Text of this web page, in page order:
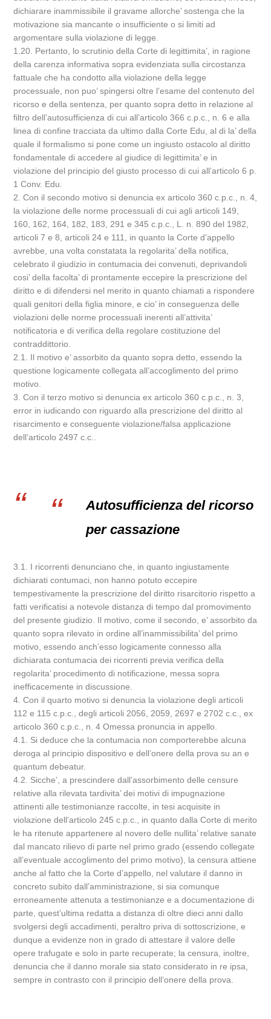
dichiarare inammissibile il gravame allorche’ sostenga che la
motivazione sia mancante o insufficiente o si limiti ad
argomentare sulla violazione di legge.
1.20. Pertanto, lo scrutinio della Corte di legittimita’, in ragione
della carenza informativa sopra evidenziata sulla circostanza
fattuale che ha condotto alla violazione della legge
processuale, non puo’ spingersi oltre l’esame del contenuto del
ricorso e della sentenza, per quanto sopra detto in relazione al
filtro dell’autosufficienza di cui all’articolo 366 c.p.c., n. 6 e alla
linea di confine tracciata da ultimo dalla Corte Edu, al di la’ della
quale il formalismo si pone come un ingiusto ostacolo al diritto
fondamentale di accedere al giudice di legittimita’ e in
violazione del principio del giusto processo di cui all’articolo 6 p.
1 Conv. Edu.
2. Con il secondo motivo si denuncia ex articolo 360 c.p.c., n. 4,
la violazione delle norme processuali di cui agli articoli 149,
160, 162, 164, 182, 183, 291 e 345 c.p.c., L. n. 890 del 1982,
articoli 7 e 8, articoli 24 e 111, in quanto la Corte d’appello
avrebbe, una volta constatata la regolarita’ della notifica,
celebrato il giudizio in contumacia dei convenuti, deprivandoli
cosi’ della facolta’ di prontamente eccepire la prescrizione del
diritto e di difendersi nel merito in quanto chiamati a rispondere
quali genitori della figlia minore, e cio’ in conseguenza delle
violazioni delle norme processuali inerenti all’attivita’
notificatoria e di verifica della regolare costituzione del
contraddittorio.
2.1. Il motivo e’ assorbito da quanto sopra detto, essendo la
questione logicamente collegata all’accoglimento del primo
motivo.
3. Con il terzo motivo si denuncia ex articolo 360 c.p.c., n. 3,
error in iudicando con riguardo alla prescrizione del diritto al
risarcimento e conseguente violazione/falsa applicazione
dell’articolo 2497 c.c..
Autosufficienza del ricorso
per cassazione
3.1. I ricorrenti denunciano che, in quanto ingiustamente
dichiarati contumaci, non hanno potuto eccepire
tempestivamente la prescrizione del diritto risarcitorio rispetto a
fatti verificatisi a notevole distanza di tempo dal promovimento
del presente giudizio. Il motivo, come il secondo, e’ assorbito da
quanto sopra rilevato in ordine all’inammissibilita’ del primo
motivo, essendo anch’esso logicamente connesso alla
dichiarata contumacia dei ricorrenti previa verifica della
regolarita’ procedimento di notificazione, messa sopra
inefficacemente in discussione.
4. Con il quarto motivo si denuncia la violazione degli articoli
112 e 115 c.p.c., degli articoli 2056, 2059, 2697 e 2702 c.c., ex
articolo 360 c.p.c., n. 4 Omessa pronuncia in appello.
4.1. Si deduce che la contumacia non comporterebbe alcuna
deroga al principio dispositivo e dell’onere della prova su an e
quantum debeatur.
4.2. Sicche’, a prescindere dall’assorbimento delle censure
relative alla rilevata tardivita’ dei motivi di impugnazione
attinenti alle testimonianze raccolte, in tesi acquisite in
violazione dell’articolo 245 c.p.c., in quanto dalla Corte di merito
le ha ritenute appartenere al novero delle nullita’ relative sanate
dal mancato rilievo di parte nel primo grado (essendo collegate
all’eventuale accoglimento del primo motivo), la censura attiene
anche al fatto che la Corte d’appello, nel valutare il danno in
concreto subito dall’amministrazione, si sia comunque
erroneamente attenuta a testimonianze e a documentazione di
parte, quest’ultima redatta a distanza di oltre dieci anni dallo
svolgersi degli accadimenti, peraltro priva di sottoscrizione, e
dunque a evidenze non in grado di attestare il valore delle
opere trafugate e solo in parte recuperate; la censura, inoltre,
denuncia che il danno morale sia stato considerato in re ipsa,
sempre in contrasto con il principio dell’onere della prova.